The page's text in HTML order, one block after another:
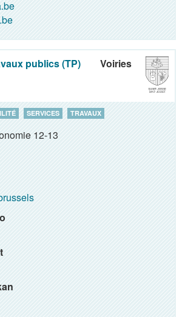
publics (TP) Voiries
SERVICES TRAVAUX
12-13